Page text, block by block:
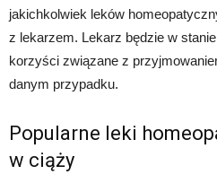
jakichkolwiek leków
z lekarzem. Lekarz będzie w
korzyści związane z
danym przypadku.
Popularne leki
w ciąży